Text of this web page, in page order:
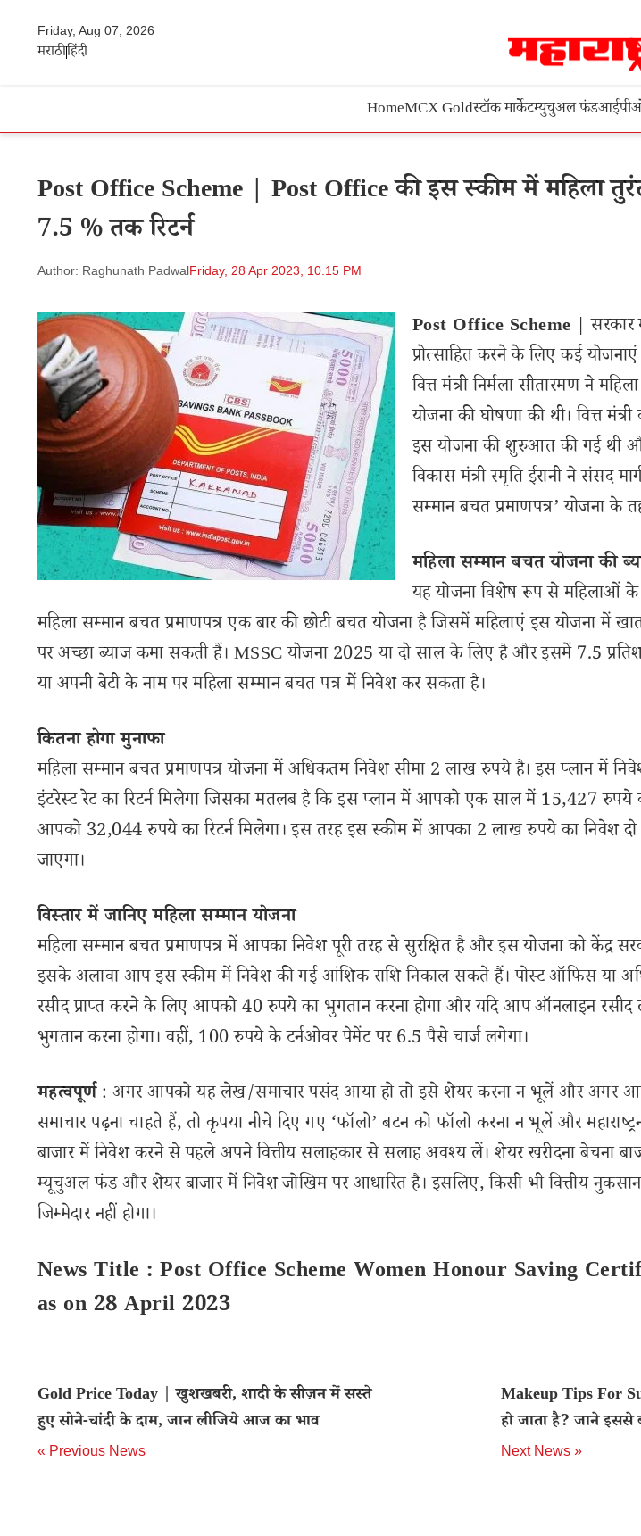
Friday, Aug 07, 2026
मराठीहिंदी
HomeMCX Goldस्टॉक मार्केटम्युचुअल फंड
Post Office Scheme | Post Office की इस स्कीम में महिला
7.5 % तक रिटर्न
Author: Raghunath PadwalFriday, 28 Apr 2023, 10.15 PM
Post Office Scheme |
प्रोत्साहित करने के लिए कई
वित्त मंत्री निर्मला सीतारमण ने
योजना की घोषणा की थी। वित्त
इस योजना की शुरुआत की गई थी
विकास मंत्री स्मृति ईरानी ने संसद
सम्मान बचत प्रमाणपत्र’ योजना के
महिला सम्मान बचत योजना की
यह योजना विशेष रूप से महिलाओं
महिला सम्मान बचत प्रमाणपत्र एक बार की छोटी बचत योजना है जिसमें महिलाएं इस योजना में
पर अच्छा ब्याज कमा सकती हैं। MSSC योजना 2025 या दो साल के लिए है और इसमें 7.5
या अपनी बेटी के नाम पर महिला सम्मान बचत पत्र में निवेश कर सकता है।
कितना होगा मुनाफा
महिला सम्मान बचत प्रमाणपत्र योजना में अधिकतम निवेश सीमा 2 लाख रुपये है। इस प्लान में
इंटरेस्ट रेट का रिटर्न मिलेगा जिसका मतलब है कि इस प्लान में आपको एक साल में 15,427 रुपये
आपको 32,044 रुपये का रिटर्न मिलेगा। इस तरह इस स्कीम में आपका 2 लाख रुपये का निवेश
जाएगा।
विस्तार में जानिए महिला सम्मान योजना
महिला सम्मान बचत प्रमाणपत्र में आपका निवेश पूरी तरह से सुरक्षित है और इस योजना को केंद्र
इसके अलावा आप इस स्कीम में निवेश की गई आंशिक राशि निकाल सकते हैं। पोस्ट ऑफिस या
रसीद प्राप्त करने के लिए आपको 40 रुपये का भुगतान करना होगा और यदि आप ऑनलाइन
भुगतान करना होगा। वहीं, 100 रुपये के टर्नओवर पेमेंट पर 6.5 पैसे चार्ज लगेगा।
महत्वपूर्ण: अगर आपको यह लेख/समाचार पसंद आया हो तो इसे शेयर करना न भूलें और अगर
समाचार पढ़ना चाहते हैं, तो कृपया नीचे दिए गए ‘फॉलो’ बटन को फॉलो करना न भूलें और
बाजार में निवेश करने से पहले अपने वित्तीय सलाहकार से सलाह अवश्य लें। शेयर खरीदना बेचना
म्यूचुअल फंड और शेयर बाजार में निवेश जोखिम पर आधारित है। इसलिए, किसी भी वित्तीय नुकसान
जिम्मेदार नहीं होगा।
News Title : Post Office Scheme Women Honour Saving
as on 28 April 2023
Gold Price Today | खुशखबरी, शादी के सीज़न में सस्ते
हुए सोने-चांदी के दाम, जान लीजिये आज का भाव
« Previous News
Makeup Tips For
हो जाता है? जाने
Next News »